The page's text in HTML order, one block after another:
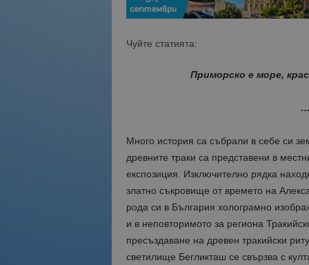
Чуйте статията:
Приморско е море,
Много история са събрали в себе си
древните траки са представени в
експозиция. Изключително рядка
златно съкровище от времето на
рода си в България холограмно
и в неповторимото за региона
пресъздаване на древен тракийски
светилище Бегликташ се свързва с